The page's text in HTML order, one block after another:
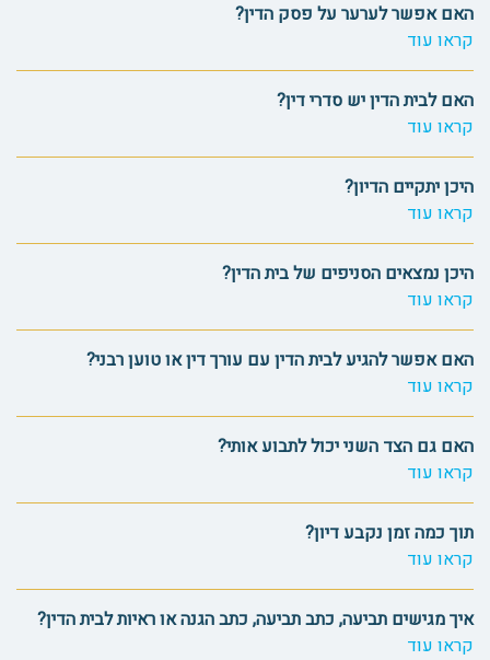
האם אפשר לערער על פסק הדין?
קראו עוד
האם לבית הדין יש סדרי דין?
קראו עוד
היכן יתקיים הדיון?
קראו עוד
היכן נמצאים הסניפים של בית הדין?
קראו עוד
האם אפשר להגיע לבית הדין עם עורך דין או טוען רבני?
קראו עוד
האם גם הצד השני יכול לתבוע אותי?
קראו עוד
תוך כמה זמן נקבע דיון?
קראו עוד
איך מגישים תביעה, כתב תביעה, כתב הגנה או ראיות לבית הדין?
קראו עוד